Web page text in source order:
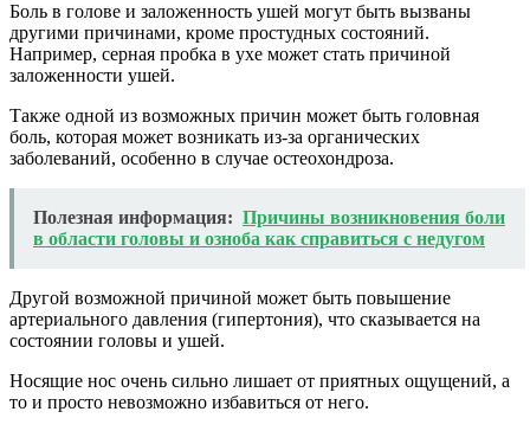
Боль в голове и заложенность ушей могут быть вызваны
другими причинами, кроме простудных состояний.
Например, серная пробка в ухе может стать причиной
заложенности ушей.
Также одной из возможных причин может быть головная
боль, которая может возникать из-за органических
заболеваний, особенно в случае остеохондроза.
Полезная информация: Причины возникновения боли
в области головы и озноба как справиться с недугом
Другой возможной причиной может быть повышение
артериального давления (гипертония), что сказывается на
состоянии головы и ушей.
Носящие нос очень сильно лишает от приятных ощущений, а
то и просто невозможно избавиться от него.